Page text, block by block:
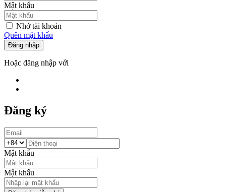
Mật khẩu
Nhớ tài khoản
Quên mật khẩu
Đăng nhập
Hoặc đăng nhập với
Đăng ký
Mật khẩu
Mật khẩu